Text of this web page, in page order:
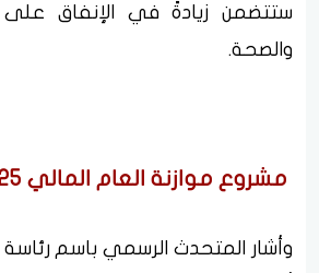
ستتضمن زيادةً في الإنفاق
والصحة.
مشروع موازنة العام المالي 2025
وأشار المتحدث الرسمي باسم رئاسة